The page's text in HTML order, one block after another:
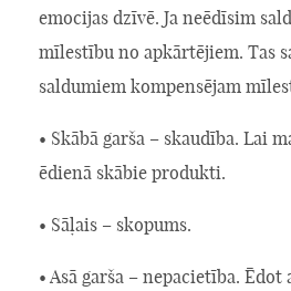
emocijas dzīvē. Ja neēdīsim
mīlestību no apkārtējiem. Tas
saldumiem kompensējam
• Skābā garša – skaudība. Lai
ēdienā skābie produkti.
• Sāļais – skopums.
• Asā garša – nepacietība.